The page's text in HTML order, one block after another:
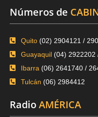
Números de
Quito (02) 2904121 /
Guayaquil (04) 2922202
Ibarra (06) 2641740 /
Tulcán (06) 2984412
RadioAMÉRICA